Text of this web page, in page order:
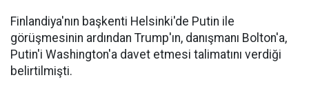
Finlandiya'nın başkenti Helsinki'de Putin ile
görüşmesinin ardından Trump'ın, danışmanı Bolton'a,
Putin'i Washington'a davet etmesi talimatını verdiği
belirtilmişti.